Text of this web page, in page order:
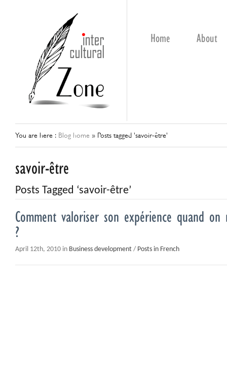
Home About
You are here : Blog home » Posts tagged 'savoir-être'
savoir-être
Posts Tagged ‘savoir-être’
Comment valoriser son expérience quand
?
April 12th, 2010 in Business development / Posts in French